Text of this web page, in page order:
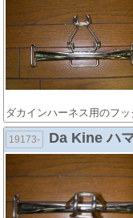
ダカインハーネス用のフ
19173- Da Kine ハ